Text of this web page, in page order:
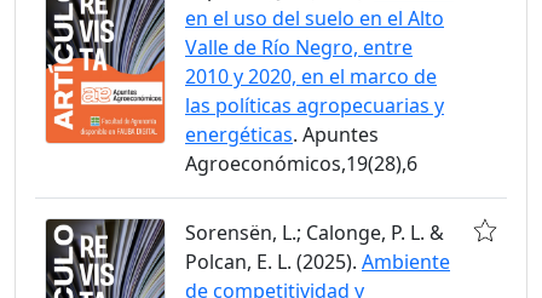
en el uso del suelo en el Alto
Valle de Río Negro, entre
2010 y 2020, en el marco de
las políticas agropecuarias y
energéticas. Apuntes
Agroeconómicos,19(28),6
Sorensën, L.; Calonge, P. L. &
Polcan, E. L. (2025). Ambiente
de competitividad y